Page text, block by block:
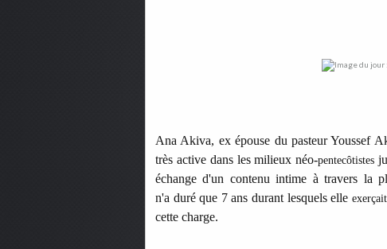
Ana Akiva, ex épouse du pasteur Youssef
très active dans les milieux néo-pentecôtistes
échange d'un contenu intime à travers la
n'a duré que 7 ans durant lesquels elle exerçait
cette charge.